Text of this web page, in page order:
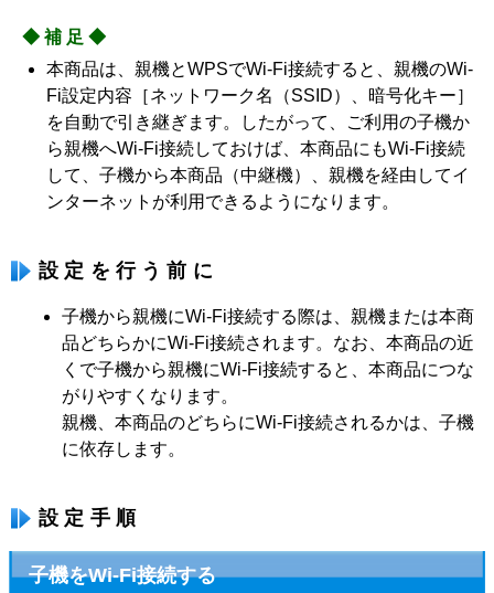
◆補足◆
本商品は、親機とWPSでWi-Fi接続すると、親機のWi-
Fi設定内容［ネットワーク名（SSID）、暗号化キー］
を自動で引き継ぎます。したがって、ご利用の子機か
ら親機へWi-Fi接続しておけば、本商品にもWi-Fi接続
して、子機から本商品（中継機）、親機を経由してイ
ンターネットが利用できるようになります。
設定を行う前に
子機から親機にWi-Fi接続する際は、親機または本商
品どちらかにWi-Fi接続されます。なお、本商品の近
くで子機から親機にWi-Fi接続すると、本商品につな
がりやすくなります。
親機、本商品のどちらにWi-Fi接続されるかは、子機
に依存します。
設定手順
子機をWi-Fi接続する